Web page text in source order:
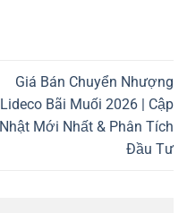
Giá Bán Chuyển Nhượng
Lideco Bãi Muối 2026 | Cập
Nhật Mới Nhất & Phân Tích
Đầu Tư